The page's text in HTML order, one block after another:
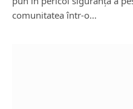
comunitatea într-o…